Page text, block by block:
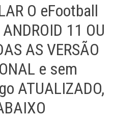
O eFootball
11 OU
AS VERSÃO
e sem
ATUALIZADO,